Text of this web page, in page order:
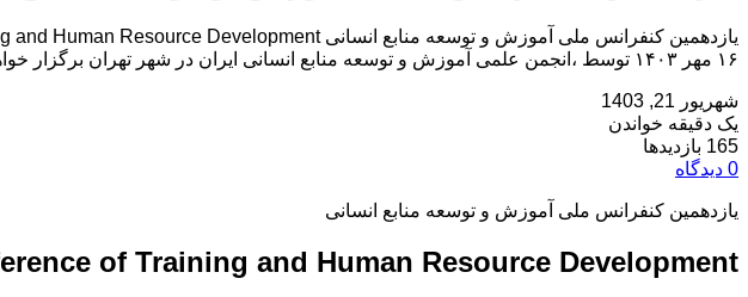
۱۶ مهر ۱۴۰۳ توسط ،انجمن علمی آموزش و توسعه منابع انسانی ایران در شهر تهران برگزار خواهد شد.با توجه به اینکه این همایش به صورت رسمی برگزار می […]
شهریور 21, 1403
یک دقیقه خواندن
165 بازدیدها
0 دیدگاه
یازدهمین کنفرانس ملی آموزش و توسعه منابع انسانی
of Training and Human Resource Development